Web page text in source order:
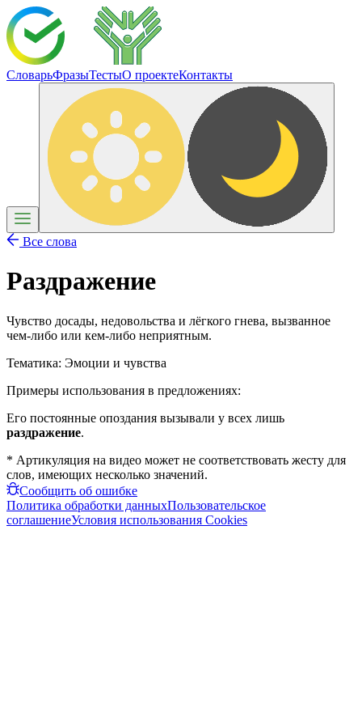
СловарьФразыТестыО проектеКонтакты
Все слова
Раздражение
Чувство досады, недовольства и лёгкого гнева, вызванное
чем-либо или кем-либо неприятным.
Тематика: Эмоции и чувства
Примеры использования в предложениях:
Его постоянные опоздания вызывали у всех лишь
раздражение.
* Артикуляция на видео может не соответствовать жесту для
слов, имеющих несколько значений.
Сообщить об ошибке
Политика обработки данныхПользовательское
соглашениеУсловия использования Cookies